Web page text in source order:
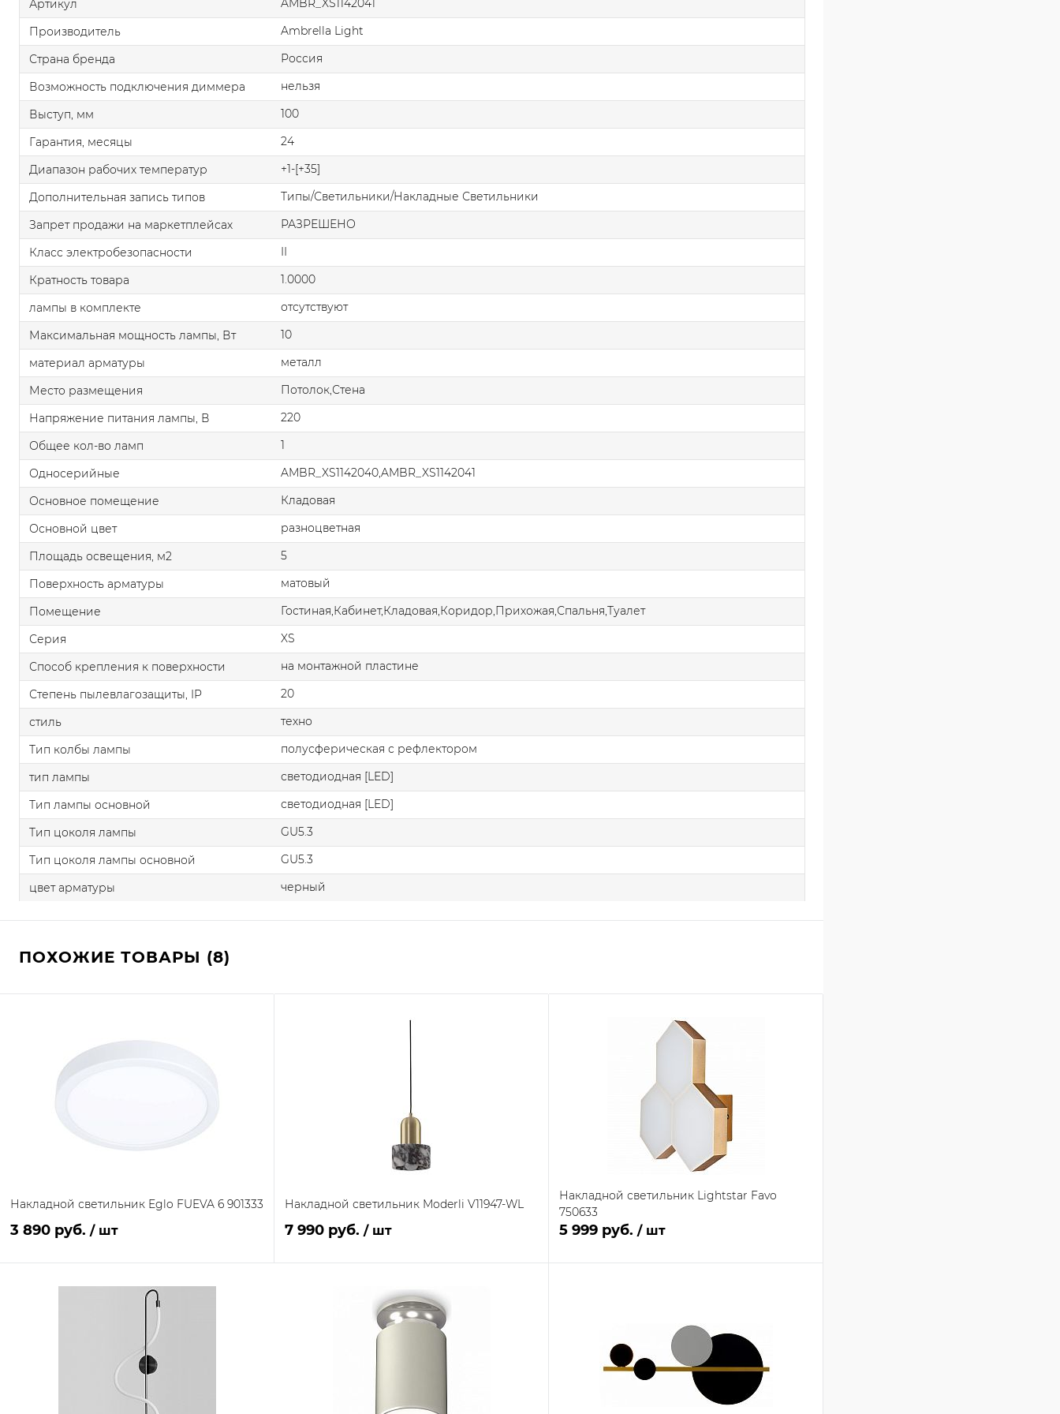
Артикул
AMBR_XS1142041
Производитель
Ambrella Light
Страна бренда
Россия
Возможность подключения диммера
нельзя
Выступ, мм
100
Гарантия, месяцы
24
Диапазон рабочих температур
+1-[+35]
Дополнительная запись типов
Типы/Светильники/Накладные Светильники
Запрет продажи на маркетплейсах
РАЗРЕШЕНО
Класс электробезопасности
II
Кратность товара
1.0000
лампы в комплекте
отсутствуют
Максимальная мощность лампы, Вт
10
материал арматуры
металл
Место размещения
Потолок,Стена
Напряжение питания лампы, В
220
Общее кол-во ламп
1
Односерийные
AMBR_XS1142040,AMBR_XS1142041
Основное помещение
Кладовая
Основной цвет
разноцветная
Площадь освещения, м2
5
Поверхность арматуры
матовый
Помещение
Гостиная,Кабинет,Кладовая,Коридор,Прихожая,Спальня,Туалет
Серия
XS
Способ крепления к поверхности
на монтажной пластине
Степень пылевлагозащиты, IP
20
стиль
техно
Тип колбы лампы
полусферическая с рефлектором
тип лампы
светодиодная [LED]
Тип лампы основной
светодиодная [LED]
Тип цоколя лампы
GU5.3
Тип цоколя лампы основной
GU5.3
цвет арматуры
черный
ПОХОЖИЕ ТОВАРЫ (8)
Накладной светильник Eglo FUEVA 6 901333
3 890 руб. / шт
В корзину
Накладной светильник Moderli V11947-WL
7 990 руб. / шт
В корзину
Сравнение
В наличии на складе
поставщика
Накладной светильник Lightstar Favo
750633
5 999 руб. / шт
Сравнение
В избранное
В наличии на складе
поставщика